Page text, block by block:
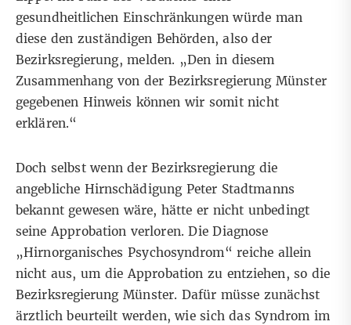
gesundheitlichen Einschränkungen würde man
diese den zuständigen Behörden, also der
Bezirksregierung, melden. „Den in diesem
Zusammenhang von der Bezirksregierung Münster
gegebenen Hinweis können wir somit nicht
erklären.“
Doch selbst wenn der Bezirksregierung die
angebliche Hirnschädigung Peter Stadtmanns
bekannt gewesen wäre, hätte er nicht unbedingt
seine Approbation verloren. Die Diagnose
„Hirnorganisches Psychosyndrom“ reiche allein
nicht aus, um die Approbation zu entziehen, so die
Bezirksregierung Münster. Dafür müsse zunächst
ärztlich beurteilt werden, wie sich das Syndrom im